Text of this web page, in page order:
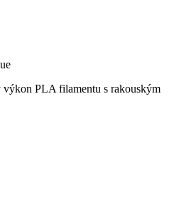
PLA filamentu s rakouským